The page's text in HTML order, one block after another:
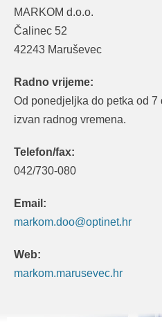
MARKOM d.o.o.
Čalinec 52
42243 Maruševec
Radno vrijeme:
Od ponedjeljka do petka od 7
izvan radnog vremena.
Telefon/fax:
042/730-080
Email:
markom.doo@optinet.hr
Web:
markom.marusevec.hr